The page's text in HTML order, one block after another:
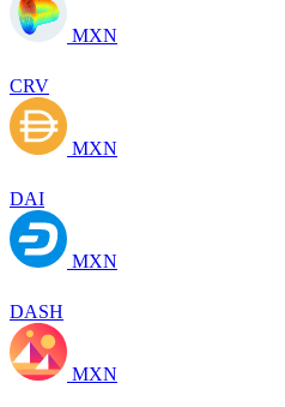
MXN
CRV
MXN
DAI
MXN
DASH
MXN